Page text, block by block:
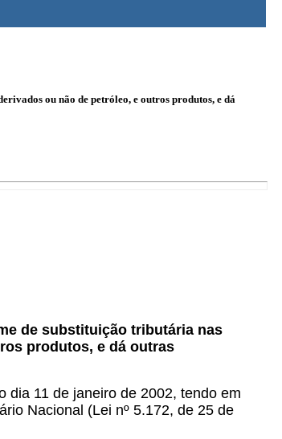
ou não de petróleo, e outros produtos, e dá
de substituição tributária nas
produtos, e dá outras
dia 11 de janeiro de 2002, tendo em
Nacional (Lei nº 5.172, de 25 de